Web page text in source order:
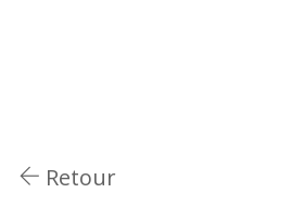
Retour